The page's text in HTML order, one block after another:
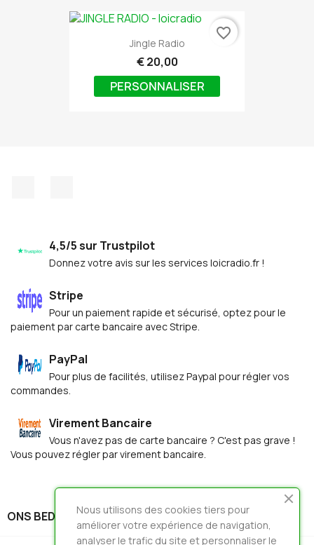
Jingle Radio
€ 20,00
PERSONNALISER
favorite_border
4,5/5 sur Trustpilot
Donnez votre avis sur les services loicradio.fr !
Stripe
Pour un paiement rapide et sécurisé, optez pour le
paiement par carte bancaire avec Stripe.
PayPal
Pour plus de facilités, utilisez Paypal pour régler vos
commandes.
Virement Bancaire
Vous n'avez pas de carte bancaire ? C'est pas grave !
Vous pouvez régler par virement bancaire.
ONS BEDRIJFNous utilisons des cookies tiers pour
améliorer votre expérience de navigation,
analyser le trafic du site et personnaliser le